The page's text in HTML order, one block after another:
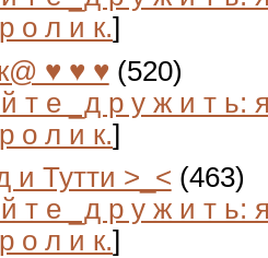
о л и к.]
♥ ♥ ♥ (520)
т е _д р у ж и т ь:
о л и к.]
и Тутти >_< (463)
т е _д р у ж и т ь:
о л и к.]